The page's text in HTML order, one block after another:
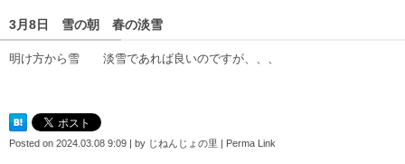
3月8日 雪の朝 春の淡雪
明け方から雪 淡雪であれば良いのですが、、、
Posted on 2024.03.08 9:09 | by じねんじょの里 | Perma Link